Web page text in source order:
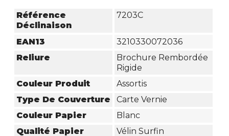
Référence
Déclinaison
7203C
EAN13
3210330072036
Reliure
Brochure Rembordée
Rigide
Couleur Produit
Assortis
Type De Couverture
Carte Vernie
Couleur Papier
Blanc
Qualité Papier
Vélin Surfin